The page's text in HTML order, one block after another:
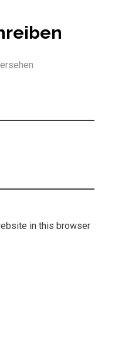
in this browser